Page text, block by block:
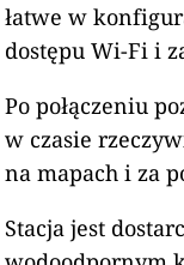
łatwe w
dostępu Wi-Fi i
Po połączeniu
w czasie
na mapach i za
Stacja jest